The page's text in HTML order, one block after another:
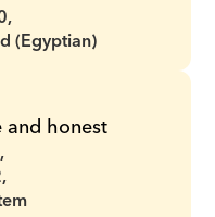
(Egyptian)
and honest